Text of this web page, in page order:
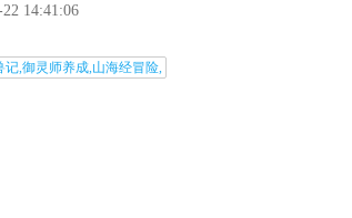
14:41:06
记,御灵师养成,山海经冒险,